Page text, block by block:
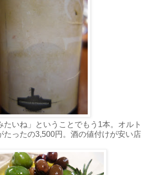
たいね」ということでもう1本。オルト
たったの3,500円。酒の値付けが安い店